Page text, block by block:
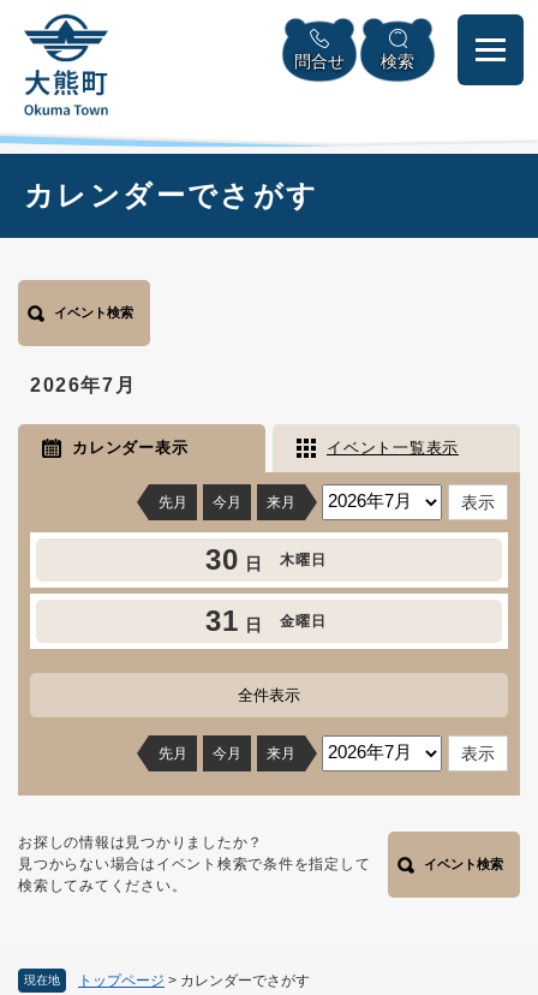
頭
メニューを飛ばして本文へ
問合せ 検索
現在地 トップページ > カレンダーでさがす
カレンダーでさがす
イベント検索
2026年7月
カレンダー表示 イベント一覧表示
先月 今月 来月
30 日 木曜日
31 日 金曜日
全件表示
先月 今月 来月
お探しの情報は見つかりましたか？
見つからない場合はイベント検索で条件を指定して
検索してみてください。
イベント検索